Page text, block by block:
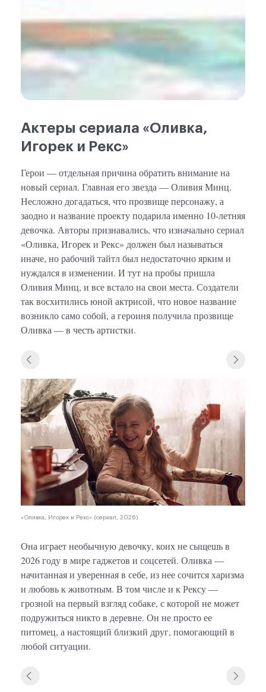
Актеры сериала «Оливка,
Игорек и Рекс»
Герои — отдельная причина обратить внимание на
новый сериал. Главная его звезда — Оливия Минц.
Несложно догадаться, что прозвище персонажу, а
заодно и название проекту подарила именно 10-летняя
девочка. Авторы признавались, что изначально сериал
«Оливка, Игорек и Рекс» должен был называться
иначе, но рабочий тайтл был недостаточно ярким и
нуждался в изменении. И тут на пробы пришла
Оливия Минц, и все встало на свои места. Создатели
так восхитились юной актрисой, что новое название
возникло само собой, а героиня получила прозвище
Оливка — в честь артистки.
«Оливка, Игорек и Рекс» (сериал, 2026)
Она играет необычную девочку, коих не сыщешь в
2026 году в мире гаджетов и соцсетей. Оливка —
начитанная и уверенная в себе, из нее сочится харизма
и любовь к животным. В том числе и к Рексу —
грозной на первый взгляд собаке, с которой не может
подружиться никто в деревне. Он не просто ее
питомец, а настоящий близкий друг, помогающий в
любой ситуации.